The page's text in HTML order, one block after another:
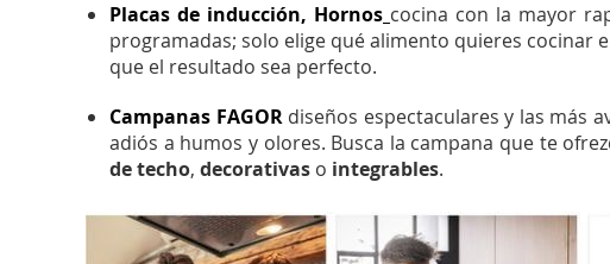
Placas de inducción, Hornos cocina con la mayor
programadas; solo elige qué alimento quieres cocinar
que el resultado sea perfecto.
Campanas FAGORdiseños espectaculares y las más
adiós a humos y olores. Busca la campana que te
de techo, decorativas o integrables.